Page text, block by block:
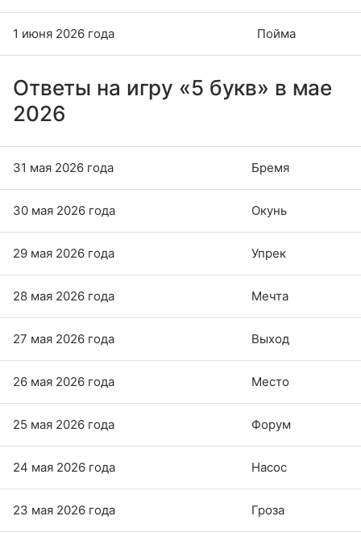
1 июня 2026 года Пойма
Ответы на игру «5 букв» в мае
2026
31 мая 2026 года Бремя
30 мая 2026 года Окунь
29 мая 2026 года Упрек
28 мая 2026 года Мечта
27 мая 2026 года Выход
26 мая 2026 года Место
25 мая 2026 года Форум
24 мая 2026 года Насос
23 мая 2026 года Гроза